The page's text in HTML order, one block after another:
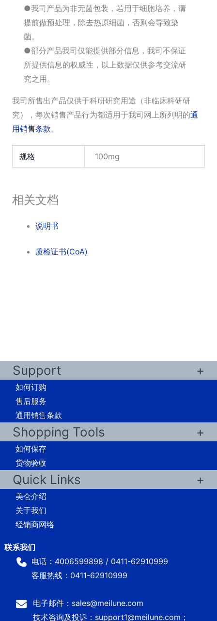
●我司产品为非无菌包装，若用于细胞培养，请
提前做预处理，除去热原细菌，否则会导致染
菌。
●部分产品我司仅能提供部分信息，我司不保证
所提供信息的权威性，以上数据仅供参考交流研
究之用。
我司所售出产品仅供于科研研究用途（非临床科研研
究），每次销售产品行为都适用于我司网上所列明的通
用销售条款。
规格 100mg
相关文档
说明书
质检证书(CoA)
Support
如何订购
售后服务
通用销售条款
Shopping Tools
如何保存
货物验收
Quick Links
美仑介绍
关于我们
经销商网络
电话：4006599898 / 0411-62910999
客服热线：0411-62910999
电子邮件：sales@meilune.com
技术咨询及投诉：support1@meilune.com；